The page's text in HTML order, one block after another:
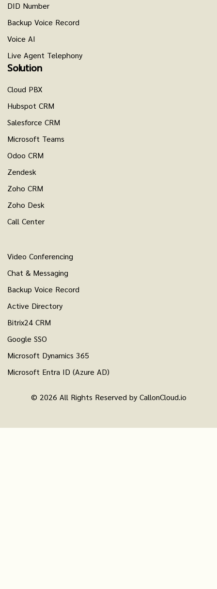
DID Number
Backup Voice Record
Voice AI
Live Agent Telephony
Solution
Cloud PBX
Hubspot CRM
Salesforce CRM
Microsoft Teams
Odoo CRM
Zendesk
Zoho CRM
Zoho Desk
Call Center
Video Conferencing
Chat & Messaging
Backup Voice Record
Active Directory
Bitrix24 CRM
Google SSO
Microsoft Dynamics 365
Microsoft Entra ID (Azure AD)
© 2026 All Rights Reserved by CallonCloud.io